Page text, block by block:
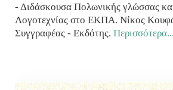
- Διδάσκουσα Πολωνικής γλώσσας
Λογοτεχνίας στο ΕΚΠΑ. Νίκος
Συγγραφέας - Εκδότης. Περισσότερα...